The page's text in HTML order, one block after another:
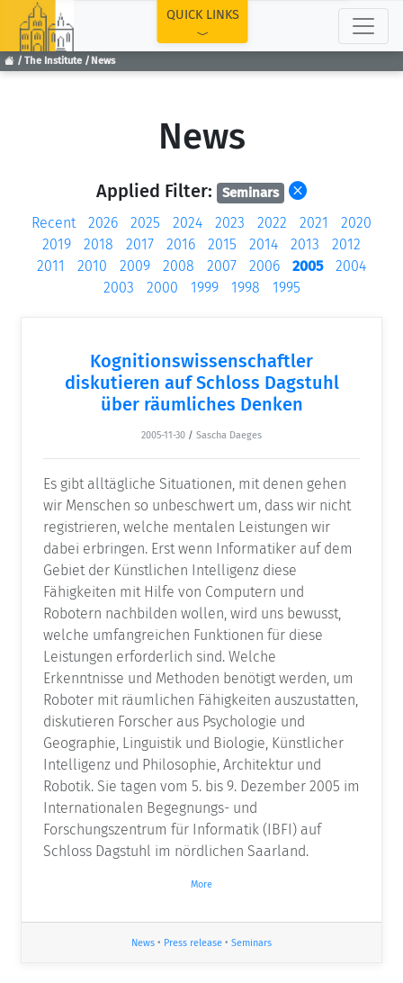
The Institute News
QUICK LINKS
News
Applied Filter: Seminars
Recent 2026 2025 2024 2023 2022 2021
2020
2019
2018 2017 2016 2015 2014 2013
2012
2011
2010 2009 2008 2007 2006 2005
2004
2003
2000 1999 1998 1995
Kognitionswissenschaftler
diskutieren auf Schloss Dagstuhl
über räumliches Denken
2005-11-30 / Sascha Daeges
Es gibt alltägliche Situationen, mit denen gehen
wir Menschen so unbeschwert um, dass wir nicht
registrieren, welche mentalen Leistungen wir
dabei erbringen. Erst wenn Informatiker auf dem
Gebiet der Künstlichen Intelligenz diese
Fähigkeiten mit Hilfe von Computern und
Robotern nachbilden wollen, wird uns bewusst,
welche umfangreichen Funktionen für diese
Leistungen erforderlich sind. Welche
Erkenntnisse und Methoden benötigt werden, um
Roboter mit räumlichen Fähigkeiten auszustatten,
diskutieren Forscher aus Psychologie und
Geographie, Linguistik und Biologie, Künstlicher
Intelligenz und Philosophie, Architektur und
Robotik. Sie tagen vom 5. bis 9. Dezember 2005 im
Internationalen Begegnungs- und
Forschungszentrum für Informatik (IBFI) auf
Schloss Dagstuhl im nördlichen Saarland.
More
News • Press release • Seminars